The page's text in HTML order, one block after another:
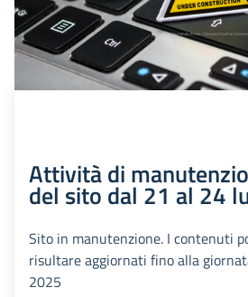
Attività di
del sito dal 21 al 24
Sito in manutenzione. I contenuti
risultare aggiornati fino alla
2025